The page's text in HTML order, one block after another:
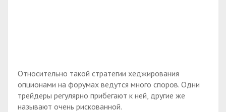
Относительно такой стратегии хеджирования
опционами на форумах ведутся много споров. Одни
трейдеры регулярно прибегают к ней, другие же
называют очень рискованной.